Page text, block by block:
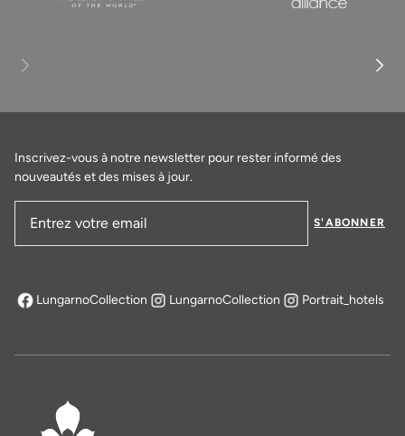
Inscrivez-vous à notre newsletter pour rester informé des
nouveautés et des mises à jour.
S'ABONNER
LungarnoCollection
s'ouvre dans un nouvel onglet
LungarnoCollection Portrait_hotels